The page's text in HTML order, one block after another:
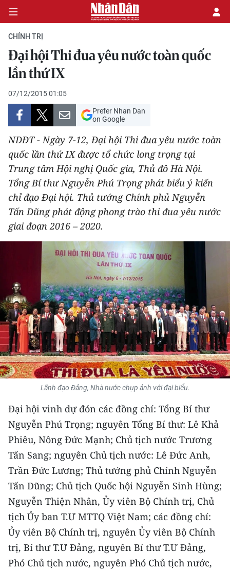
CHÍNH TRỊ
KINH TẾ
VĂN HÓA
XÃ HỘI
PHÁP LUẬT
DU LỊCH
THẾ GIỚI
THỂ THAO
GIÁO DỤC
Y TẾ
KHOA HỌC - CÔNG NGHỆ
MÔI TRƯỜNG
BẠN ĐỌC
KIỂM CHỨNG THÔNG TIN
TRI THỨC CHUYÊN SÂU
54 DÂN TỘC VIỆT NAM
CHƯƠNG TRÌNH OCOP - MỖI XÃ
MỘT SẢN PHẨM
RADIO
MEDIA CENTER
E-Magazine
CHÍNH TRỊ
Đại hội Thi đua yêu nước toàn quốc
lần thứ IX
07/12/2015 01:05
Prefer Nhan Dan
on Google
NDĐT - Ngày 7-12, Đại hội Thi đua yêu nước toàn
quốc lần thứ IX được tổ chức long trọng tại
Trung tâm Hội nghị Quốc gia, Thủ đô Hà Nội.
Tổng Bí thư Nguyễn Phú Trọng phát biểu ý kiến
chỉ đạo Đại hội. Thủ tướng Chính phủ Nguyễn
Tấn Dũng phát động phong trào thi đua yêu nước
giai đoạn 2016 – 2020.
Lãnh đạo Đảng, Nhà nước chụp ảnh với đại biểu.
Đại hội vinh dự đón các đồng chí: Tổng Bí thư
Nguyễn Phú Trọng; nguyên Tổng Bí thư: Lê Khả
Phiêu, Nông Đức Mạnh; Chủ tịch nước Trương
Tấn Sang; nguyên Chủ tịch nước: Lê Đức Anh,
Trần Đức Lương; Thủ tướng phủ Chính Nguyễn
Tấn Dũng; Chủ tịch Quốc hội Nguyễn Sinh Hùng;
Nguyễn Thiện Nhân, Ủy viên Bộ Chính trị, Chủ
tịch Ủy ban T.Ư MTTQ Việt Nam; các đồng chí:
Ủy viên Bộ Chính trị, nguyên Ủy viên Bộ Chính
trị, Bí thư T.Ư Đảng, nguyên Bí thư T.Ư Đảng,
Phó Chủ tịch nước, nguyên Phó Chủ tịch nước,